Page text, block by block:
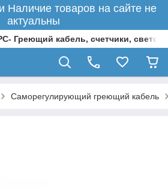
товаров на сайте не
актуальны
Греющий кабель, счетчики,
Саморегулирующий греющий кабель